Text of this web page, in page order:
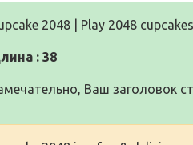
2048 | Play 2048
: 38
Ваш заголовок